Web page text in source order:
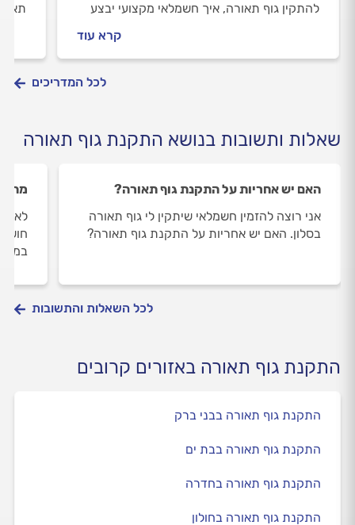
להתקין גוף תאורה, איך חשמלאי מקצועי יבצע
קרא עוד
לכל המדריכים
שאלות ותשובות בנושא התקנת גוף תאורה
האם יש אחריות על התקנת גוף תאורה?
אני רוצה להזמין חשמלאי שיתקין לי גוף תאורה
בסלון. האם יש אחריות על התקנת גוף תאורה?
מה
לכל השאלות והתשובות
התקנת גוף תאורה באזורים קרובים
התקנת גוף תאורה בבני ברק
התקנת גוף תאורה בבת ים
התקנת גוף תאורה בחדרה
התקנת גוף תאורה בחולון